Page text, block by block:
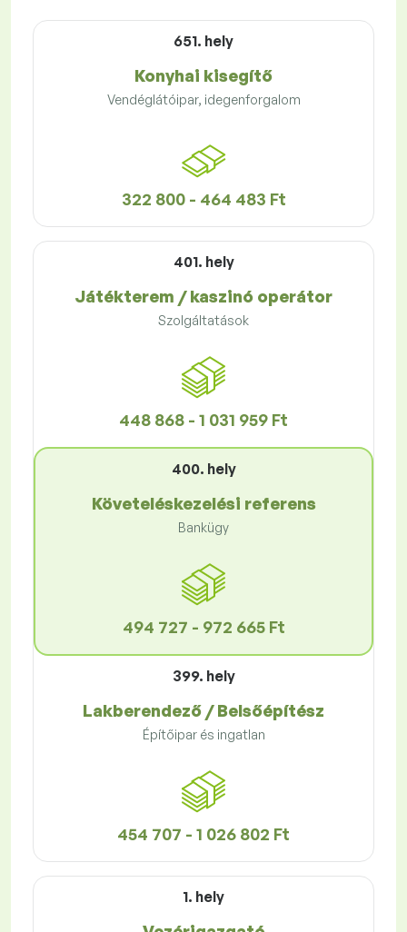
651. hely
Konyhai kisegítő
Vendéglátóipar, idegenforgalom
322 800 - 464 483 Ft
401. hely
Játékterem / kaszinó operátor
Szolgáltatások
448 868 - 1 031 959 Ft
400. hely
Követeléskezelési referens
Bankügy
494 727 - 972 665 Ft
399. hely
Lakberendező / Belsőépítész
Építőipar és ingatlan
454 707 - 1 026 802 Ft
1. hely